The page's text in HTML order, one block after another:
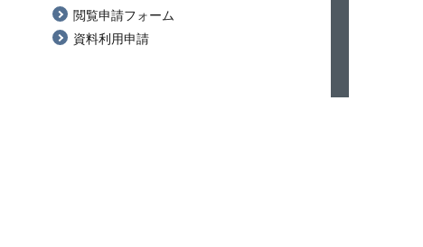
閲覧申請フォーム
資料利用申請